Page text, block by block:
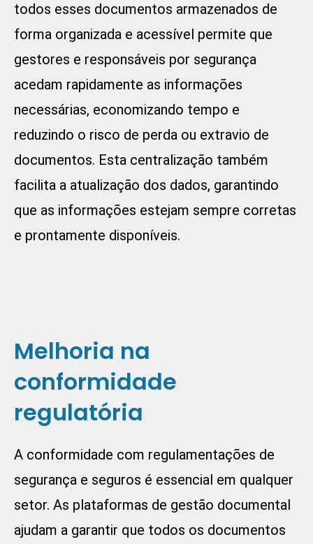
todos esses documentos armazenados de
forma organizada e acessível permite que
gestores e responsáveis por segurança
acedam rapidamente as informações
necessárias, economizando tempo e
reduzindo o risco de perda ou extravio de
documentos. Esta centralização também
facilita a atualização dos dados, garantindo
que as informações estejam sempre corretas
e prontamente disponíveis.
Melhoria na
conformidade
regulatória
A conformidade com regulamentações de
segurança e seguros é essencial em qualquer
setor. As plataformas de gestão documental
ajudam a garantir que todos os documentos